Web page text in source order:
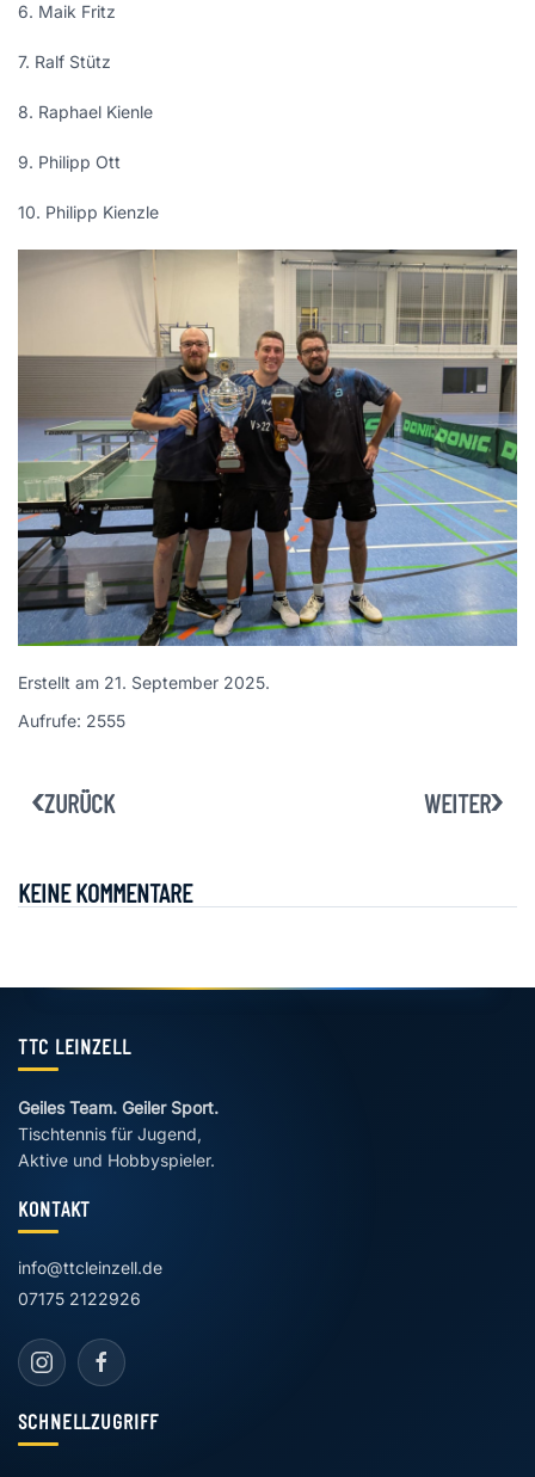
6. Maik Fritz
7. Ralf Stütz
8. Raphael Kienle
9. Philipp Ott
10. Philipp Kienzle
Erstellt am 21. September 2025.
Aufrufe: 2555
ZURÜCK WEITER
KEINE KOMMENTARE
TTC LEINZELL
Geiles Team. Geiler Sport.
Tischtennis für Jugend,
Aktive und Hobbyspieler.
KONTAKT
info@ttcleinzell.de
07175 2122926
SCHNELLZUGRIFF